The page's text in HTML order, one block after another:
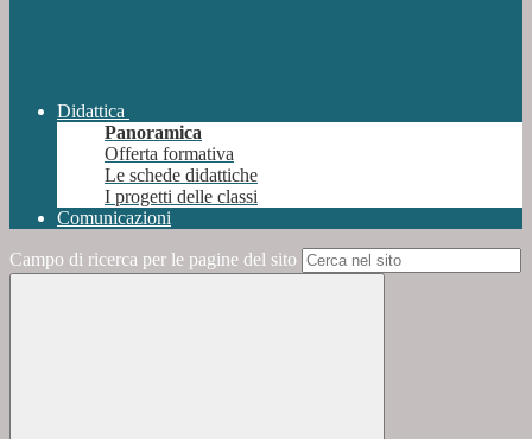
Didattica
Panoramica
Offerta formativa
Le schede didattiche
I progetti delle classi
Comunicazioni
Campo di ricerca per le pagine del sito